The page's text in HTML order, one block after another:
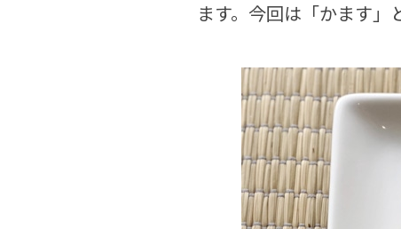
ます。今回は「かます